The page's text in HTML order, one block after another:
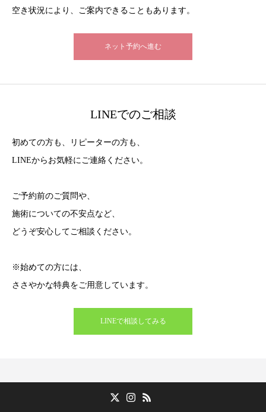
空き状況により、ご案内できることもあります。
ネット予約へ進む
LINEでのご相談
初めての方も、リピーターの方も、
LINEからお気軽にご連絡ください。
ご予約前のご質問や、
施術についての不安点など、
どうぞ安心してご相談ください。
※始めての方には、
ささやかな特典をご用意しています。
LINEで相談してみる